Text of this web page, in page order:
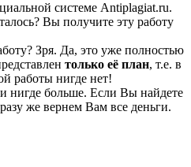
системе Аntiplagiat.ru.
Вы получите эту работу
Зря. Да, это уже полностью
только её план, т.е. в
работы нигде нет!
и нигде больше. Если Вы найдете
же вернем Вам все деньги.